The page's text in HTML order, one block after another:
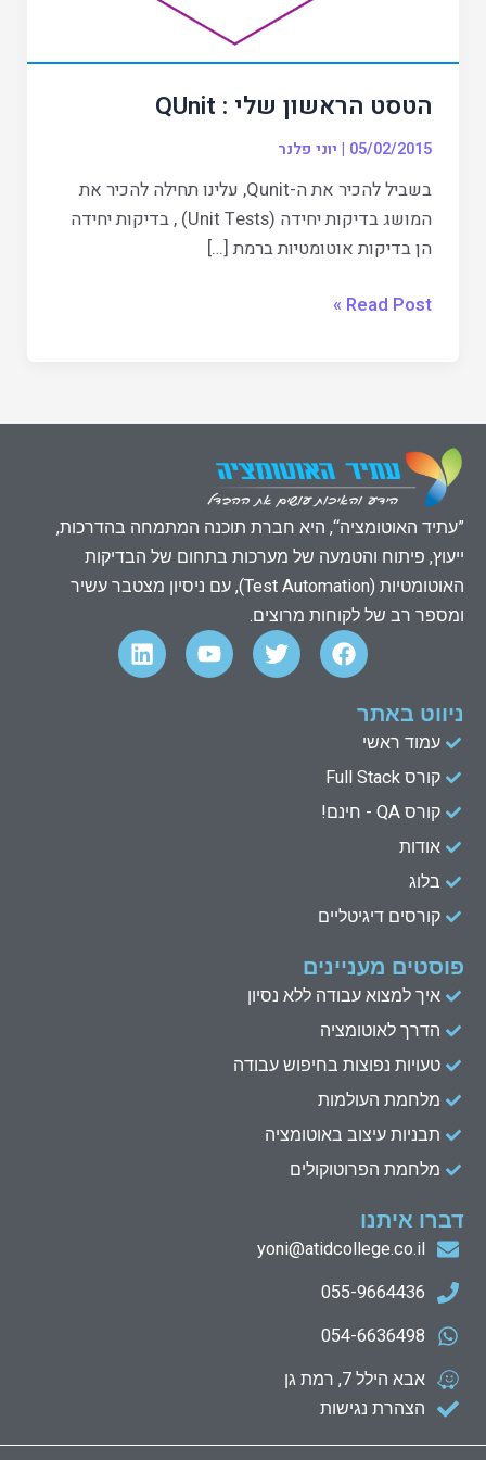
הטסט הראשון שלי : QUnit
05/02/2015
| יוני פלנר
בשביל להכיר את ה-Qunit, עלינו תחילה להכיר את
המושג בדיקות יחידה (Unit Tests) , בדיקות יחידה
הן בדיקות אוטומטיות ברמת […]
Read Post »
”עתיד האוטומציה“, היא חברת תוכנה המתמחה בהדרכות,
ייעוץ, פיתוח והטמעה של מערכות בתחום של הבדיקות
האוטומטיות (Test Automation), עם ניסיון מצטבר עשיר
ומספר רב של לקוחות מרוצים.
F
a
c
o
k
T
w
i
Y
o
u
L
i
n
ניווט באתר
עמוד ראשי
קורס Full Stack
קורס QA - חינם!
אודות
בלוג
קורסים דיגיטליים
פוסטים מעניינים
איך למצוא עבודה ללא נסיון
הדרך לאוטומציה
טעויות נפוצות בחיפוש עבודה
מלחמת העולמות
תבניות עיצוב באוטומציה
מלחמת הפרוטוקולים
דברו איתנו
yoni@atidcollege.co.il
055-9664436
054-6636498
אבא הילל 7, רמת גן
הצהרת נגישות